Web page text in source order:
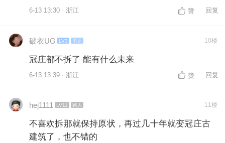
6-13 13:30 · 浙江 赞 回复
破衣UG LV3 里正 10楼
冠庄都不拆了 能有什么未来
6-13 13:39 · 浙江 赞 回复
hej1111 LV11 路人 11楼
不喜欢拆那就保持原状，再过几十年就变冠庄古
建筑了，也不错的